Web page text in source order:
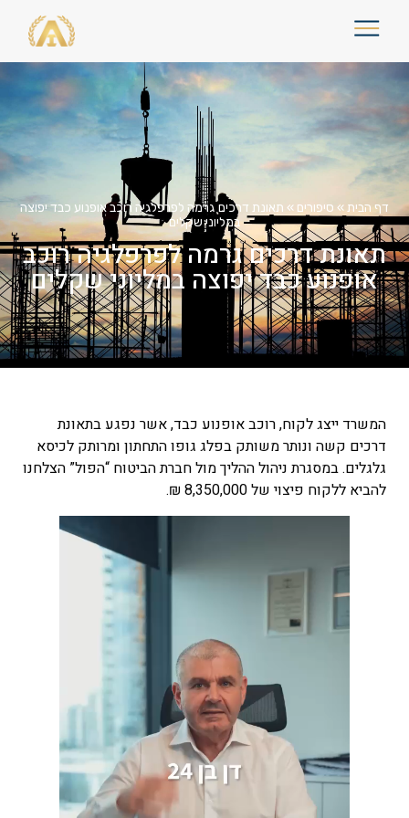
דף הבית» סיפורים » תאונת דרכים גרמה לפרפלגיה רוכב אופנוע כבד יפוצה
במליוני שקלים
תאונת דרכים גרמה לפרפלגיה רוכב
אופנוע כבד יפוצה במליוני שקלים
המשרד ייצג לקוח, רוכב אופנוע כבד, אשר נפגע בתאונת
דרכים קשה ונותר משותק בפלג גופו התחתון ומרותק לכיסא
גלגלים. במסגרת ניהול ההליך מול חברת הביטוח “הפול” הצלחנו
להביא ללקוח פיצוי של 8,350,000 ₪.